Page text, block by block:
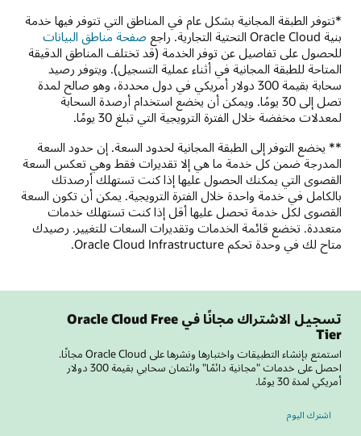
*تتوفر الطبقة المجانية بشكل عام في المناطق التي تتوفر فيها خدمة
بنية Oracle Cloud التحتية التجارية. راجع
صفحة مناطق البيانات
للحصول على تفاصيل عن توفر الخدمة (قد تختلف المناطق الدقيقة
المتاحة للطبقة المجانية في أثناء عملية التسجيل). ويتوفر رصيد
سحابة بقيمة 300 دولار أمريكي في دول محددة، وهو صالح لمدة
تصل إلى 30 يومًا. ويمكن أن يخضع استخدام أرصدة السحابة
لمعدلات مخفضة خلال الفترة الترويجية التي تبلغ 30 يومًا.
** يخضع التوفر إلى الطبقة المجانية لحدود السعة. إن حدود السعة
المدرجة ضمن كل خدمة ما هي إلا تقديرات فقط وهي تعكس السعة
القصوى التي يمكنك الحصول عليها إذا كنت تستهلك أرصدتك
بالكامل في خدمة واحدة خلال الفترة الترويجية. يمكن أن تكون السعة
القصوى لكل خدمة تحصل عليها أقل إذا كنت تستهلك خدمات
متعددة. تخضع قائمة الخدمات وتقديرات السعات للتغيير. ‏‫رصيدك
متاح لك في وحدة تحكم Oracle Cloud Infrastructure.
تسجيل الاشتراك مجانًا في Oracle Cloud Free
Tier
استمتع بإنشاء التطبيقات واختبارها ونشرها على Oracle Cloud مجانًا.
احصل على خدمات "مجانية دائمًا" وائتمان سحابي بقيمة 300 دولار
أمريكي لمدة 30 يومًا.
اشترك اليوم